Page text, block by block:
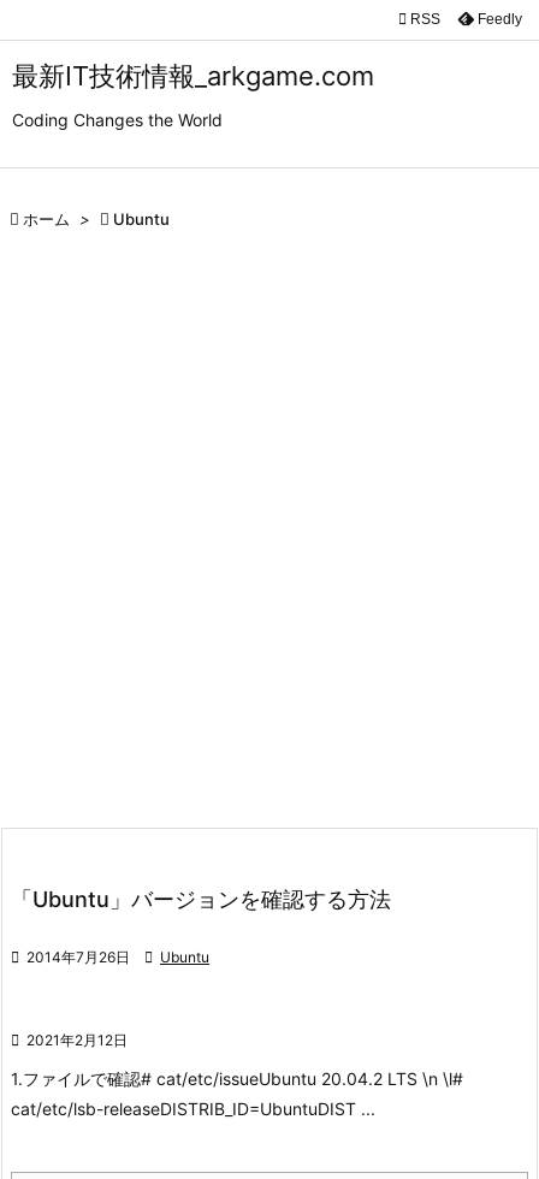
最新IT技術情報_arkgame.com
Coding Changes the World


 RSS Feedly
 ホーム >  Ubuntu
「Ubuntu」バージョンを確認する方法
 2014年7月26日  Ubuntu
 2021年2月12日
1.ファイルで確認# cat/etc/issueUbuntu 20.04.2 LTS \n \l#
cat/etc/lsb-releaseDISTRIB_ID=UbuntuDIST ...